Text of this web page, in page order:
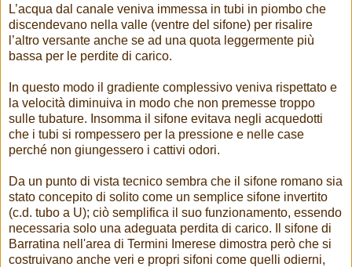
L’acqua dal canale veniva immessa in tubi in piombo che
discendevano nella valle (ventre del sifone) per risalire
l’altro versante anche se ad una quota leggermente più
bassa per le perdite di carico.
In questo modo il gradiente complessivo veniva rispettato e
la velocità diminuiva in modo che non premesse troppo
sulle tubature. Insomma il sifone evitava negli acquedotti
che i tubi si rompessero per la pressione e nelle case
perché non giungessero i cattivi odori.
Da un punto di vista tecnico sembra che il sifone romano sia
stato concepito di solito come un semplice sifone invertito
(c.d. tubo a U); ciò semplifica il suo funzionamento, essendo
necessaria solo una adeguata perdita di carico. Il sifone di
Barratina nell'area di Termini Imerese dimostra però che si
costruivano anche veri e propri sifoni come quelli odierni,